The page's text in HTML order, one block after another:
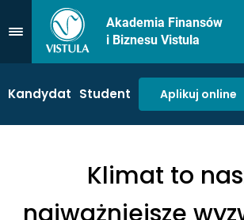
Przejdź do Menu
Akademia Finansów
i Biznesu Vistula
Kandydat Student Aplikuj online
Klimat to